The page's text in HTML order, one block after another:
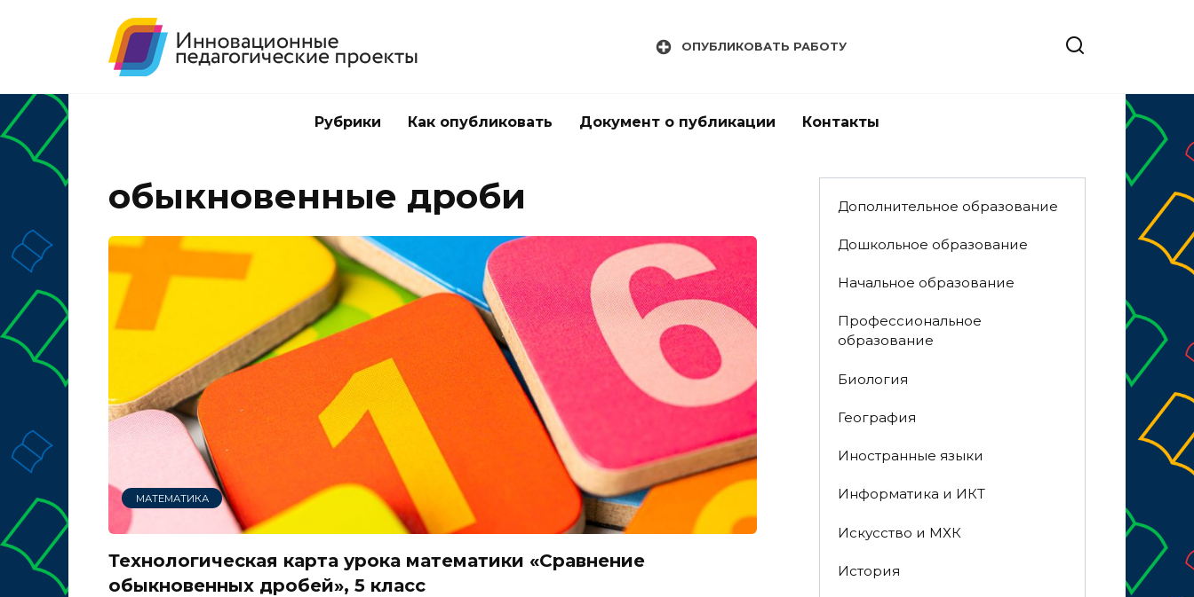
ОПУБЛИКОВАТЬ РАБОТУ
Рубрики Как опубликовать Документ о публикации Контакты
обыкновенные дроби
МАТЕМАТИКА
Технологическая карта урока математики «Сравнение
обыкновенных дробей», 5 класс
Дополнительное образование
Дошкольное образование
Начальное образование
Профессиональное
образование
Биология
География
Иностранные языки
Информатика и ИКТ
Искусство и МХК
История